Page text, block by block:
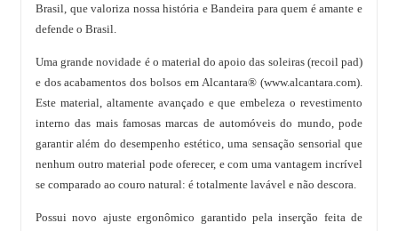
Brasil, que valoriza nossa história e Bandeira para quem é amante e
defende o Brasil.
Uma grande novidade é o material do apoio das soleiras (recoil pad)
e dos acabamentos dos bolsos em Alcantara® (www.alcantara.com).
Este material, altamente avançado e que embeleza o revestimento
interno das mais famosas marcas de automóveis do mundo, pode
garantir além do desempenho estético, uma sensação sensorial que
nenhum outro material pode oferecer, e com uma vantagem incrível
se comparado ao couro natural: é totalmente lavável e não descora.
Possui novo ajuste ergonômico garantido pela inserção feita de